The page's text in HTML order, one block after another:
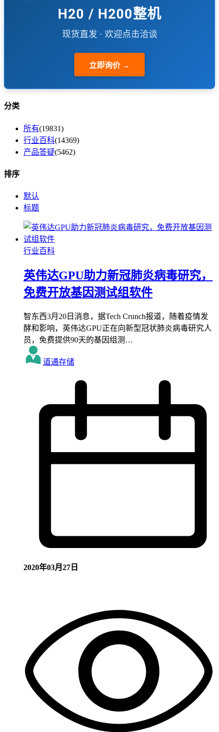
H20 / H200整机
现货直发 · 欢迎点击洽谈
立即询价 →
分类
所有(19831)
行业百科(14369)
产品答疑(5462)
排序
默认
标题
行业百科
英伟达GPU助力新冠肺炎病毒研究，
免费开放基因测试组软件
智东西3月20日消息，据Tech Crunch报道，随着疫情发
酵和影响，英伟达GPU正在向新型冠状肺炎病毒研究人
员，免费提供90天的基因组测…
道通存储
2020年03月27日